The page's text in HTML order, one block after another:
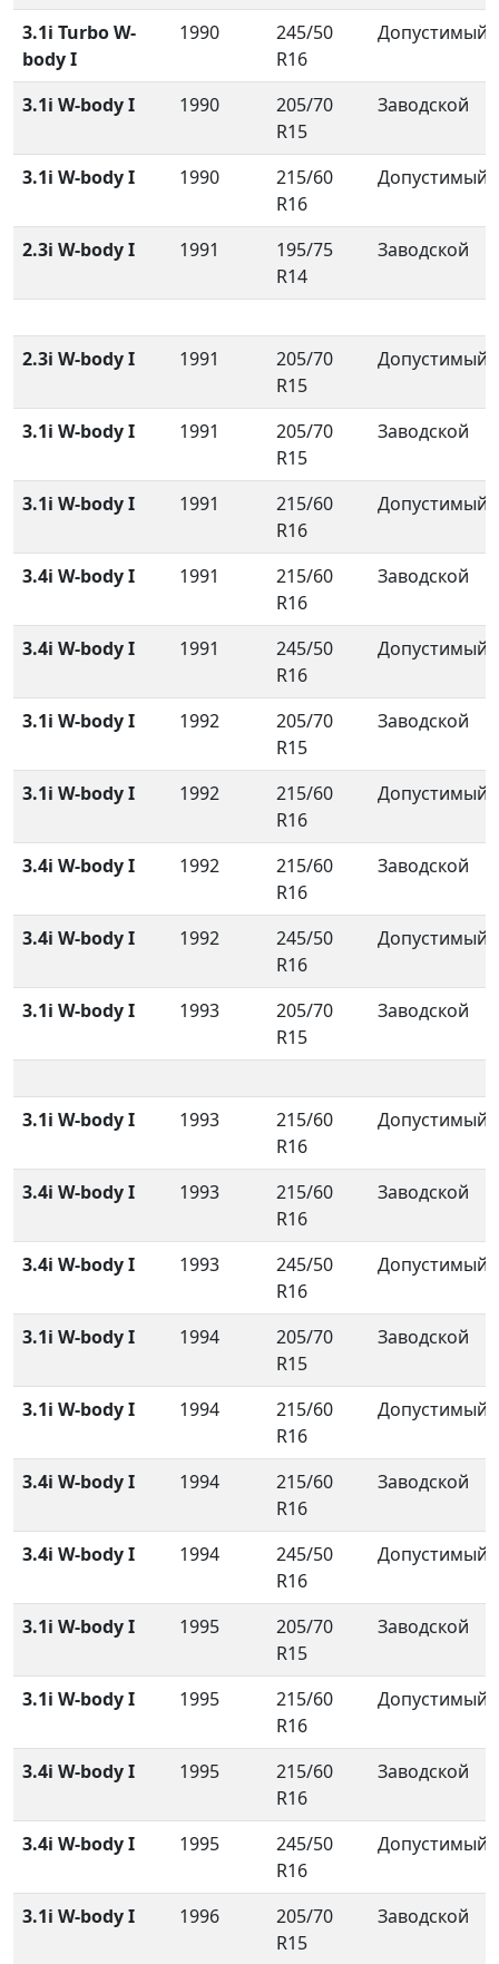
3.1i Turbo W-
body I
1990
245/50
R16
Допустимый
3.1i W-body I 1990
205/70
R15
Заводской
3.1i W-body I 1990
215/60
R16
Допустимый
2.3i W-body I 1991
195/75
R14
Заводской
2.3i W-body I 1991
205/70
R15
Допустимый
3.1i W-body I 1991
205/70
R15
Заводской
3.1i W-body I 1991
215/60
R16
Допустимый
3.4i W-body I 1991
215/60
R16
Заводской
3.4i W-body I 1991
245/50
R16
Допустимый
3.1i W-body I 1992
205/70
R15
Заводской
3.1i W-body I 1992
215/60
R16
Допустимый
3.4i W-body I 1992
215/60
R16
Заводской
3.4i W-body I 1992
245/50
R16
Допустимый
3.1i W-body I 1993
205/70
R15
Заводской
3.1i W-body I 1993
215/60
R16
Допустимый
3.4i W-body I 1993
215/60
R16
Заводской
3.4i W-body I 1993
245/50
R16
Допустимый
3.1i W-body I 1994
205/70
R15
Заводской
3.1i W-body I 1994
215/60
R16
Допустимый
3.4i W-body I 1994
215/60
R16
Заводской
3.4i W-body I 1994
245/50
R16
Допустимый
3.1i W-body I 1995
205/70
R15
Заводской
3.1i W-body I 1995
215/60
R16
Допустимый
3.4i W-body I 1995
215/60
R16
Заводской
3.4i W-body I 1995
245/50
R16
Допустимый
3.1i W-body I 1996
205/70
R15
Заводской